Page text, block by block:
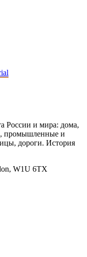
России и мира: дома,
промышленные и
дороги. История
W1U 6TX